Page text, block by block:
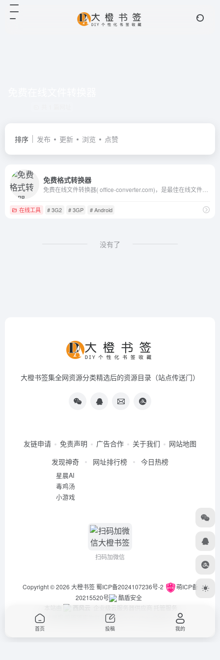
排序 发布 更新 浏览 点赞
免费格式转换器
在线工具 # 3G2 # 3GP # Android
没有了
大橙书签集全网资源分类精选后的资源目录（站点传送门）
友链申请 免责声明 广告合作 关于我们
网站地图
发现神奇
星晨AI
毒鸡汤
小游戏
网址排行榜 今日热榜
扫码加微信
Copyright © 2026 大橙书签 蜀ICP备2024107236号-2
萌ICP备
20215520号
酷盾安全
本站由
西风云 企业级云服务器供应商 托管服务
违法举报/投稿等事物联系邮箱：arch_chen@qq.com
首页 投稿 我的